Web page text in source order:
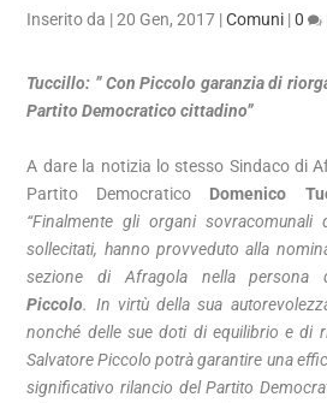
Inserito da |20 Gen, 2017 |Comuni |0
Tuccillo: ” Con Piccolo garanzia di
Partito Democratico cittadino”
A dare la notizia lo stesso Sindaco di
Partito Democratico Domenico
“Finalmente gli organi
sollecitati, hanno provveduto alla
sezione di Afragola nella persona
Piccolo. In virtù della sua
nonché delle sue doti di equilibrio e di
Salvatore Piccolo potrà garantire una
significativo rilancio del Partito